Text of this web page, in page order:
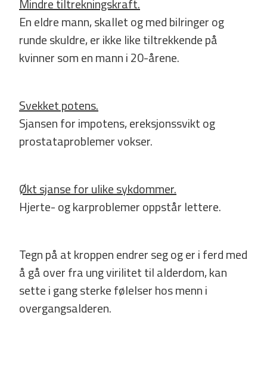
Mindre tiltrekningskraft.
En eldre mann, skallet og med bilringer og
runde skuldre, er ikke like tiltrekkende på
kvinner som en mann i 20-­årene.
Svekket potens.
Sjansen for impotens, ereksjonssvikt og
prostataproblemer vokser.
Økt sjanse for ulike sykdommer.
Hjerte-­ og karproblemer oppstår lettere.
Tegn på at kroppen endrer seg og er i ferd med
å gå over fra ung virilitet til alderdom, kan
sette i gang sterke følelser hos menn i
overgangsalderen.